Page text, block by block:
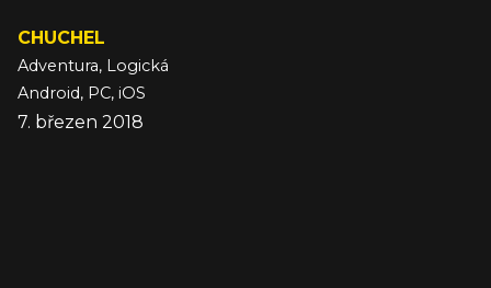
CHUCHEL
Adventura, Logická
Android, PC, iOS
7. březen 2018